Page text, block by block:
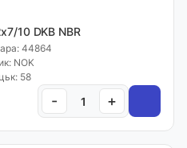
10 DKB NBR
44864
NOK
58
- +